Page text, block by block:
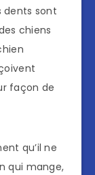
sont
chiens
façon de
qu’il ne
qui mange,